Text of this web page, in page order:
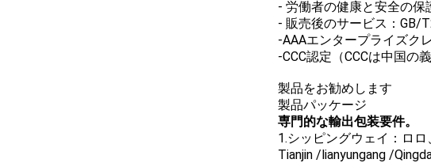
- 労働者の健康と安全の
- 販売後のサービス：GB/
-AAAエンタープライズク
-CCC認定（CCCは中国の
製品をお勧めします
製品パッケージ
専門的な輸出包装要件。
1.シッピングウェイ：ロ
Tianjin /lianyungang /